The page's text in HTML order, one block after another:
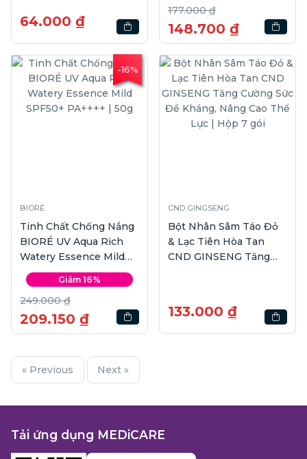
64.000 ₫
177.000 ₫
148.700 ₫
-16%
BIORÉ
Tinh Chất Chống Nắng
BIORÉ UV Aqua Rich
Watery Essence Mild
SPF50+ PA++++ | 50g
Giảm 16%
249.000 ₫
209.150 ₫
CND GINGSENG
Bột Nhân Sâm Táo Đỏ
& Lạc Tiên Hòa Tan
CND GINSENG Tăng
133.000 ₫
« Previous Next »
Tải ứng dụng MEDiCARE